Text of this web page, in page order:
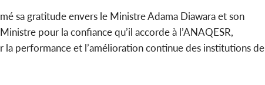
sa gratitude envers le Ministre Adama Diawara et son
pour la confiance qu’il accorde à l’ANAQESR,
la performance et l’amélioration continue des institutions de